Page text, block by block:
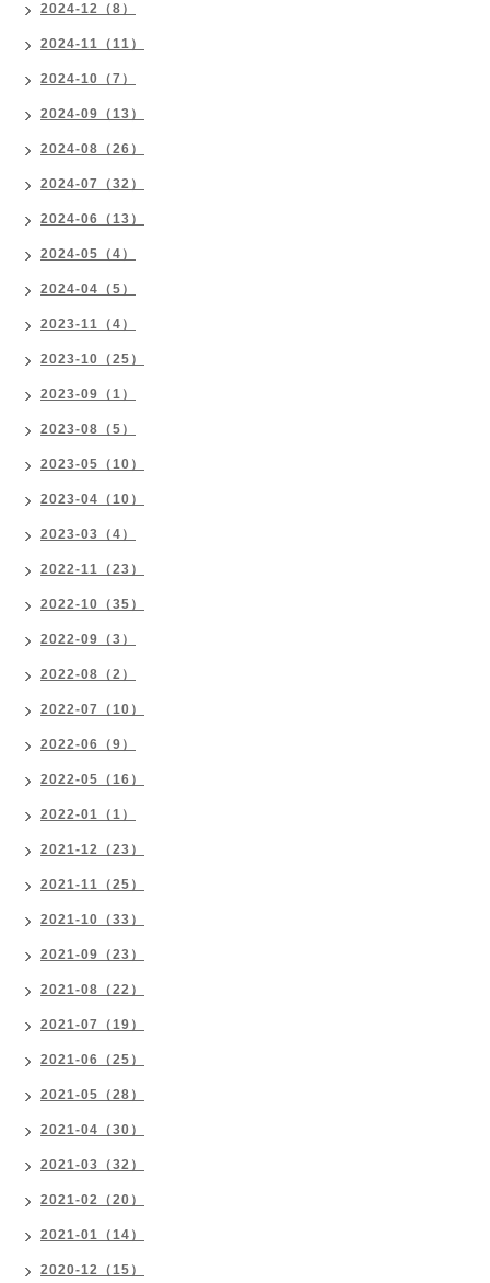
2024-12（8）
2024-11（11）
2024-10（7）
2024-09（13）
2024-08（26）
2024-07（32）
2024-06（13）
2024-05（4）
2024-04（5）
2023-11（4）
2023-10（25）
2023-09（1）
2023-08（5）
2023-05（10）
2023-04（10）
2023-03（4）
2022-11（23）
2022-10（35）
2022-09（3）
2022-08（2）
2022-07（10）
2022-06（9）
2022-05（16）
2022-01（1）
2021-12（23）
2021-11（25）
2021-10（33）
2021-09（23）
2021-08（22）
2021-07（19）
2021-06（25）
2021-05（28）
2021-04（30）
2021-03（32）
2021-02（20）
2021-01（14）
2020-12（15）